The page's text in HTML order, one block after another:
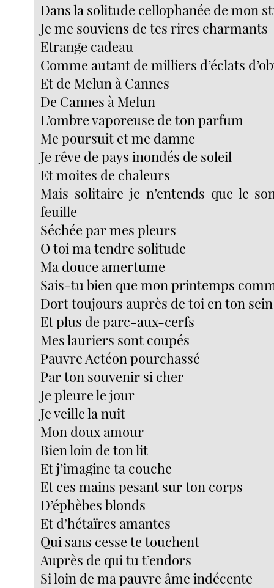
Dans la solitude cellophanée de mon
Je me souviens de tes rires charmants
Etrange cadeau
Comme autant de milliers d’éclats
Et de Melun à Cannes
De Cannes à Melun
L’ombre vaporeuse de ton parfum
Me poursuit et me damne
Je rêve de pays inondés de soleil
Et moites de chaleurs
Mais solitaire je n’entends que le
feuille
Séchée par mes pleurs
O toi ma tendre solitude
Ma douce amertume
Sais-tu bien que mon printemps
Dort toujours auprès de toi en ton sein
Et plus de parc-aux-cerfs
Mes lauriers sont coupés
Pauvre Actéon pourchassé
Par ton souvenir si cher
Je pleure le jour
Je veille la nuit
Mon doux amour
Bien loin de ton lit
Et j’imagine ta couche
Et ces mains pesant sur ton corps
D’éphèbes blonds
Et d’hétaïres amantes
Qui sans cesse te touchent
Auprès de qui tu t’endors
Si loin de ma pauvre âme indécente